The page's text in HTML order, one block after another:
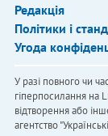
Редакція
Політики і
Угода
У разі повного чи
гіперпосилання на
відтворення або
агентство